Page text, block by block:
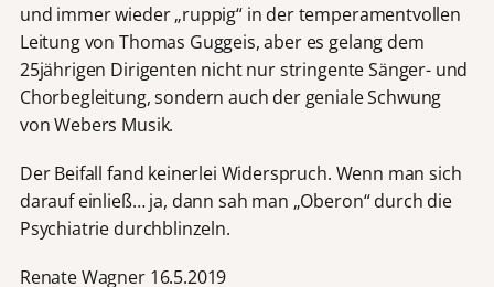
und immer wieder „ruppig“ in der temperamentvollen
Leitung von Thomas Guggeis, aber es gelang dem
25jährigen Dirigenten nicht nur stringente Sänger- und
Chorbegleitung, sondern auch der geniale Schwung
von Webers Musik.
Der Beifall fand keinerlei Widerspruch. Wenn man sich
darauf einließ… ja, dann sah man „Oberon“ durch die
Psychiatrie durchblinzeln.
Renate Wagner 16.5.2019